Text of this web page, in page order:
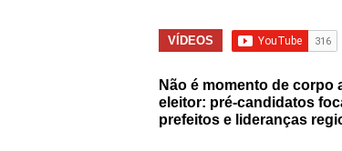
VÍDEOS
Não é momento de corpo
eleitor: pré-candidatos
prefeitos e lideranças